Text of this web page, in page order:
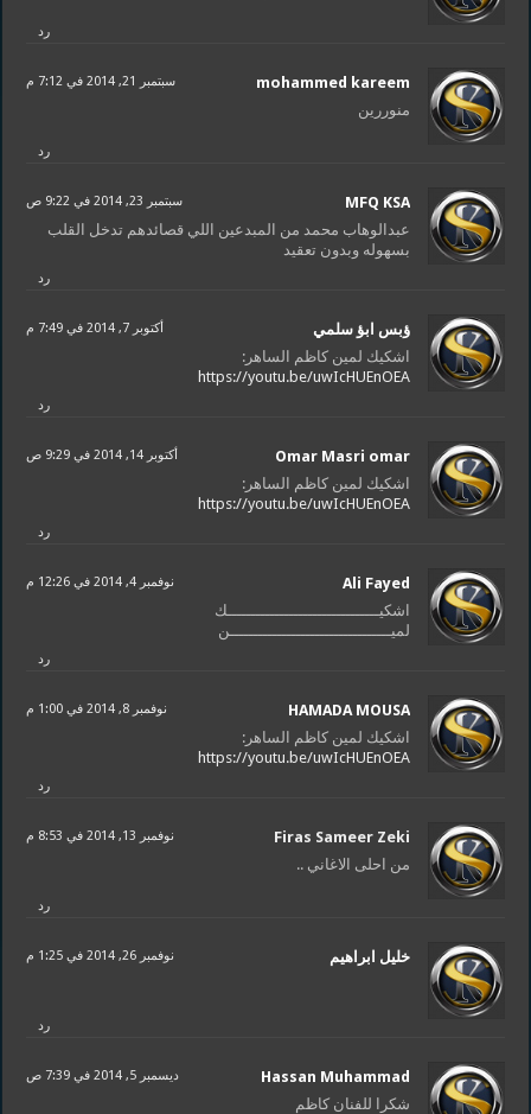
رد
mohammed kareem سبتمبر 21, 2014 في 7:12 م
منوررين
رد
MFQ KSA سبتمبر 23, 2014 في 9:22 ص
عبدالوهاب محمد من المبدعين اللي قصائدهم تدخل القلب
بسهوله وبدون تعقيد
رد
ؤبس ابؤ سلمي أكتوبر 7, 2014 في 7:49 م
اشكيك لمين كاظم الساهر:
https://youtu.be/uwIcHUEnOEA
رد
Omar Masri omar أكتوبر 14, 2014 في 9:29 ص
اشكيك لمين كاظم الساهر:
https://youtu.be/uwIcHUEnOEA
رد
Ali Fayed نوفمبر 4, 2014 في 12:26 م
اشكيــــــــــــــــــــــــــــــــك
لميــــــــــــــــــــــــــــــــــن
رد
HAMADA MOUSA نوفمبر 8, 2014 في 1:00 م
اشكيك لمين كاظم الساهر:
https://youtu.be/uwIcHUEnOEA
رد
Firas Sameer Zeki نوفمبر 13, 2014 في 8:53 م
من احلى الاغاني ..
رد
خليل ابراهيم نوفمبر 26, 2014 في 1:25 م
رد
Hassan Muhammad ديسمبر 5, 2014 في 7:39 ص
شكرا للفنان كاظم